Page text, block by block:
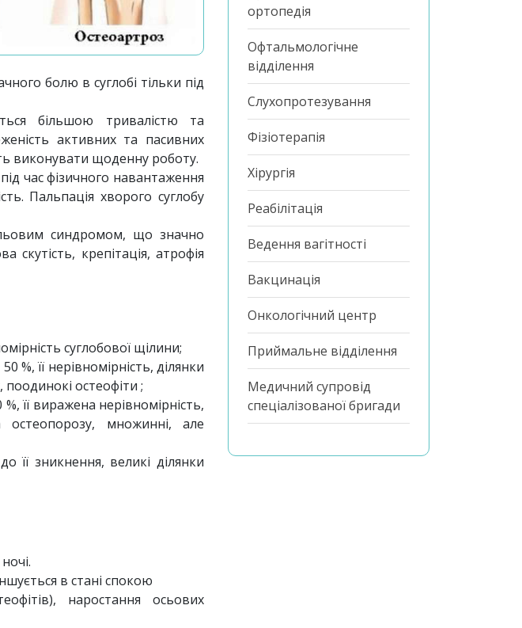
болю в суглобі тільки під
більшою тривалістю та
активних та пасивних
виконувати щоденну роботу.
час фізичного навантаження
Пальпація хворого суглобу
синдромом, що значно
крепітація, атрофія
суглобової щілини;
%, її нерівномірність, ділянки
остеофіти ;
її виражена нерівномірність,
остеопорозу, множинні, але
її зникнення, великі ділянки
в стані спокою
наростання осьових
ортопедія
Офтальмологічне
відділення
Слухопротезування
Фізіотерапія
Хірургія
Реабілітація
Ведення вагітності
Вакцинація
Онкологічний центр
Приймальне відділення
Медичний супровід
спеціалізованої бригади